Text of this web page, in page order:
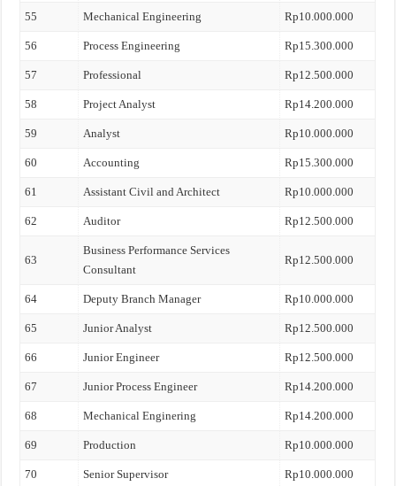
55 Mechanical Engineering Rp10.000.000
56 Process Engineering Rp15.300.000
57 Professional Rp12.500.000
58 Project Analyst Rp14.200.000
59 Analyst Rp10.000.000
60 Accounting Rp15.300.000
61 Assistant Civil and Architect Rp10.000.000
62 Auditor Rp12.500.000
63
Business Performance Services
Consultant
Rp12.500.000
64 Deputy Branch Manager Rp10.000.000
65 Junior Analyst Rp12.500.000
66 Junior Engineer Rp12.500.000
67 Junior Process Engineer Rp14.200.000
68 Mechanical Enginering Rp14.200.000
69 Production Rp10.000.000
70 Senior Supervisor Rp10.000.000